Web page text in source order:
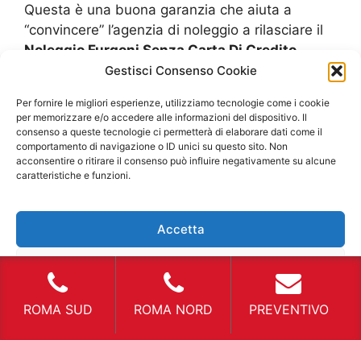
Gestisci Consenso Cookie
Per fornire le migliori esperienze, utilizziamo tecnologie come i cookie
per memorizzare e/o accedere alle informazioni del dispositivo. Il
consenso a queste tecnologie ci permetterà di elaborare dati come il
comportamento di navigazione o ID unici su questo sito. Non
acconsentire o ritirare il consenso può influire negativamente su alcune
caratteristiche e funzioni.
Accetta
Visualizza le preferenze
Questa è una buona garanzia che aiuta a
“convincere” l’agenzia di noleggio a rilasciare il
Noleggio Furgoni Senza Carta Di Credito
Grottaperfetta. Inoltre, potrebbe essere
assicurazione, quella che tutela da furti, incendi
o incidenti. Mentre l’altra, che interessa
direttamente il veicolo, rimane come costo
sostenuto dall’agenzia. Solitamente essa viene
non firmarla, con ilNoleggio Furgoni Senza
Carta Di Credito Grottaperfetta
richiesta assolutamente obbligatoria.
Attualmente il
Noleggio Furgoni Senza Carta Di
Credito Grottaperfettaè stato vietato in
moltissime agenzie proprio perché la tutela è
scarsa e, negli anni passati, si sono avuti
ROMA SUD ROMA NORD PREVENTIVO